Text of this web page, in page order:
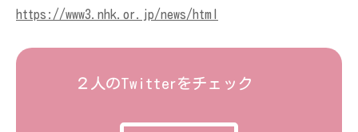
https://www3.nhk.or.jp/news/html
２人のTwitterをチェック